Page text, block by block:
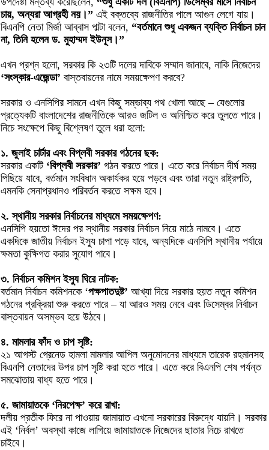
চায়, অন্যরা আগ্রহী নয়।” এই বক্তব্যে রাজনীতির পালে আগুন লেগে যায়।
বিএনপি নেতা মির্জা আব্বাস পাল্টা বলেন, “বর্তমানে শুধু একজন ব্যক্তি নির্বাচন চান
না, তিনি হলেন ড. মুহাম্মদ ইউনূস।”
এখন প্রশ্ন হলো, সরকার কি ২৩টি দলের দাবিকে সম্মান জানাবে, নাকি নিজেদের
‘সংস্কার-এজেন্ডা’ বাস্তবায়নের নামে সময়ক্ষেপণ করবে?
সরকার ও এনসিপির সামনে এখন কিছু সম্ভাব্য পথ খোলা আছে – যেগুলোর
প্রত্যেকটি বাংলাদেশের রাজনীতিকে আরও জটিল ও অনিশ্চিত করে তুলতে পারে।
নিচে সংক্ষেপে কিছু বিশ্লেষণ তুলে ধরা হলো:
১. জুলাই চার্টার এবং বিপ্লবী সরকার গঠনের ছক:
সরকার একটি ‘বিপ্লবী সরকার’ গঠন করতে পারে। এতে করে নির্বাচন দীর্ঘ সময়
পিছিয়ে যাবে, বর্তমান সংবিধান অকার্যকর হয়ে পড়বে এবং তারা নতুন রাষ্ট্রপতি,
এমনকি সেনাপ্রধানও পরিবর্তন করতে সক্ষম হবে।
২. স্থানীয় সরকার নির্বাচনের মাধ্যমে সময়ক্ষেপণ:
এনসিপি হয়তো ঈদের পর স্থানীয় সরকার নির্বাচন নিয়ে মাঠে নামবে। এতে
একদিকে জাতীয় নির্বাচন ইস্যু চাপা পড়ে যাবে, অন্যদিকে এনসিপি স্থানীয় পর্যায়ে
ক্ষমতা কুক্ষিগত করার সুযোগ পাবে।
৩. নির্বাচন কমিশন ইস্যু ঘিরে নাটক:
বর্তমান নির্বাচন কমিশনকে ‘পক্ষপাতদুষ্ট’ আখ্যা দিয়ে সরকার হয়ত নতুন কমিশন
গঠনের প্রক্রিয়া শুরু করতে পারে – যা আরও সময় নেবে এবং ডিসেম্বর নির্বাচন
বাস্তবায়ন অসম্ভব হয়ে উঠবে।
৪. মামলার ফাঁদ ও চাপ সৃষ্টি:
২১ আগস্ট গ্রেনেড হামলা মামলার আপিল অনুমোদনের মাধ্যমে তারেক রহমানসহ
বিএনপি নেতাদের উপর চাপ সৃষ্টি করা হতে পারে। এতে করে বিএনপি শেষ পর্যন্ত
সমঝোতায় বাধ্য হতে পারে।
৫. জামায়াতকে ‘নিরপেক্ষ’ করে রাখা:
দলীয় প্রতীক ফিরে না পাওয়ায় জামায়াত এখনো সরকারের বিরুদ্ধে যায়নি। সরকার
এই ‘নির্বল’ অবস্থা কাজে লাগিয়ে জামায়াতকে নিজেদের ছাতার নিচে রাখতে
চাইবে।